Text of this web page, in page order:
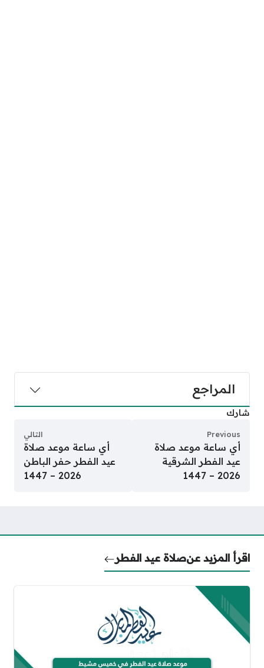
المراجع
شارك
Previous
أي ساعة موعد صلاة
عيد الفطر الشرقية
2026 – 1447
التالي
أي ساعة موعد صلاة
عيد الفطر حفر الباطن
2026 – 1447
اقرأ المزيد عنصلاة عيد الفطر